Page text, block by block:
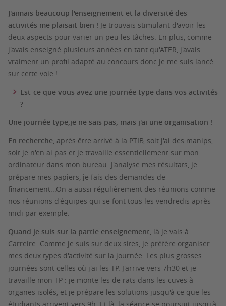
J'aimais beaucoup l'enseignement et la diversité des
activités me plaisait bien ! Je trouvais stimulant d'avoir les
deux aspects pour varier un peu les tâches. En plus, comme
j'avais enseigné plusieurs années en tant qu'ATER, j'avais
vraiment un profil adapté au concours donc je me suis lancé
sur cette voie !
Est-ce que vous avez une journée type dans vos activités
?
Une journée type,je ne sais pas, mais j'ai une organisation !
En recherche, après être arrivé à la PTIB, soit j'ai des manips,
soit je n'en ai pas et je travaille essentiellement sur mon
ordinateur dans mon bureau. J'analyse mes résultats, je
prépare mes papiers, je fais des demandes de
financement...On a aussi régulièrement des réunions comme
nos réunions d'équipes qui se font tous les vendredis après-
midi par exemple.
Quand je suis sur la partie enseignement, là je vais à
Carreire. Comme je suis sur deux sites, je préfère organiser
mes deux types d'activité sur la journée. Les plus grosses
journées sont celles où j'ai les TP. J'arrive vers 7h30 et je
travaille mon TP : je monte les de rats dans les cuves à
organes isolés, et je prépare les solutions jusqu'à ce que les